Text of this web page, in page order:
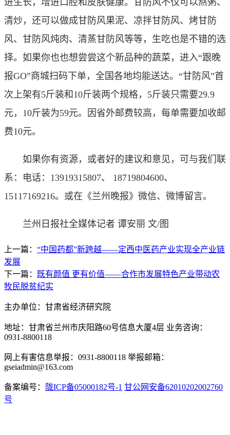
进生长，增进口腔和皮肤健康。甘防风不仅可以熬粥、
清炒，还可以做成甘防风果泥、凉拌甘防风、烤甘防
风、甘防风炖肉、清蒸甘防风等等，生吃也是不错的选
择。如果你也也想尝尝这个新品种的蔬菜，进入“跟晚
报GO”商城扫码下单，全国各地均能送达。“甘防风”首
次上架有5斤装和10斤装两个规格，5斤装只需要29.9
元，10斤装为59元。因省外邮费较高，每单需要加收邮
费10元。
如果你有资源，或者好的建议和意见，可与我们联
系：电话：13919315807、 18719804600、
15117169216。或在《兰州晚报》微信、微博留言。
兰州日报社全媒体记者 谭安丽 文/图
上一篇： “中国药都”新跨越——定西中医药产业实现全产业链
发展
下一篇：
既有颜值 更有价值——合作市发展特色产业带动农
牧民脱贫纪实
主办单位：甘肃省经济研究院
地址：甘肃省兰州市庆阳路60号信息大厦4层 业务咨询：
0931-8800118
网上有害信息举报：0931-8800118 举报邮箱：
gseiadmin@163.com
备案编号： 陇ICP备05000182号-1 甘公网安备62010202002760
号